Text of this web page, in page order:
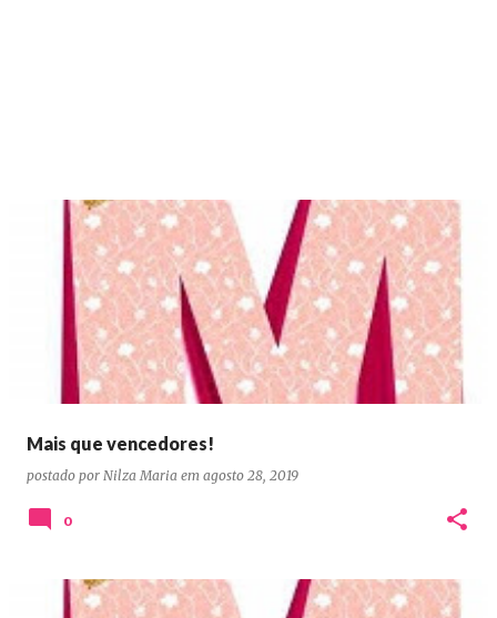
Mais que vencedores!
postado por Nilza Maria em agosto 28, 2019
0